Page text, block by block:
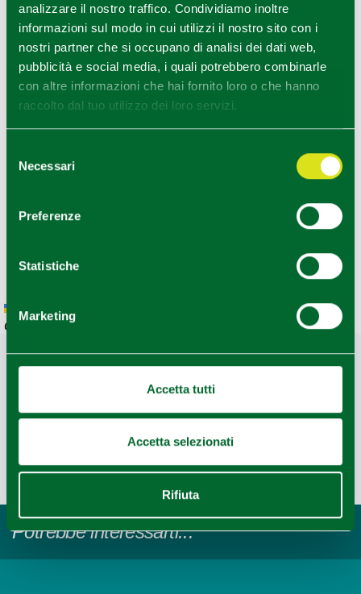
analizzare il nostro traffico. Condividiamo inoltre
informazioni sul modo in cui utilizzi il nostro sito con i
nostri partner che si occupano di analisi dei dati web,
pubblicità e social media, i quali potrebbero combinarle
con altre informazioni che hai fornito loro o che hanno
raccolto dal tuo utilizzo dei loro servizi.
delNecessari
Preferenze
Statistiche
Marketing
Accetta tutti
Accetta selezionati
Rifiuta
Leaflet|
OpenStreetMap
REDAZIONE
Redazione Reggio Emilia e pianura
Ultimo aggiornamento 31/07/2024
Potrebbe interessarti...